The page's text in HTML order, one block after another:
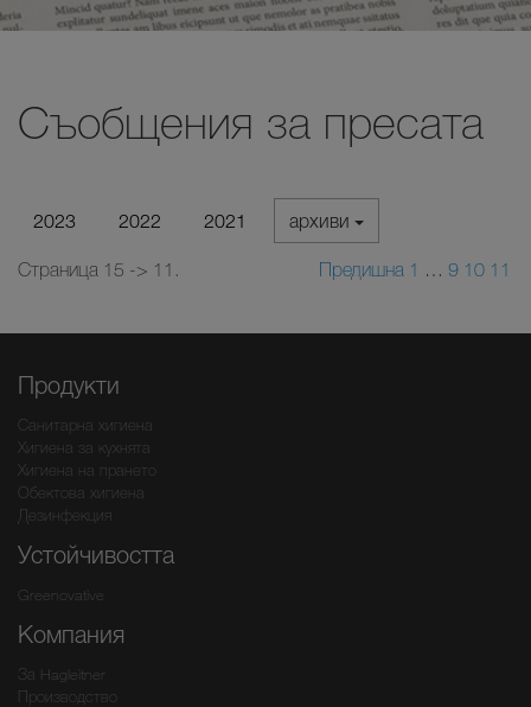
Съобщения за пресата
2023 2022 2021 архиви
Страница 15 -> 11. Предишна 1 … 9 10 11
Продукти
Санитарна хигиена
Хигиена за кухнята
Хигиена на прането
Обектова хигиена
Дезинфекция
Устойчивостта
Greenovative
Компания
За Hagleitner
Производство